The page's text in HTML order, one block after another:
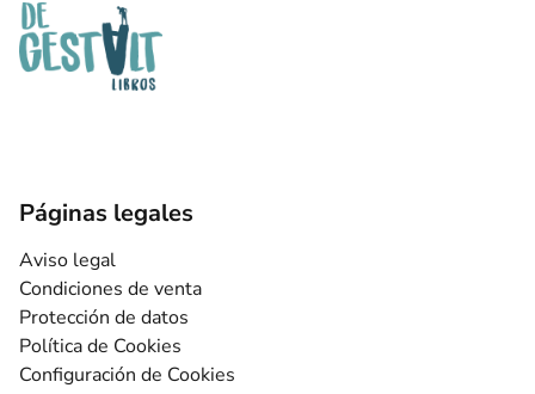
Páginas legales
Aviso legal
Condiciones de venta
Protección de datos
Política de Cookies
Configuración de Cookies